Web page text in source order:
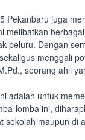
Pekanbaru juga
melibatkan
peluru. Dengan
menggali
seorang ahli
adalah untuk
lomba ini,
sekolah maupun di